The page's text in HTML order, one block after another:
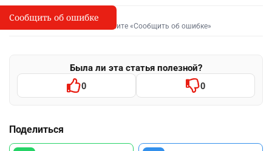
I
Сообщить об опечатке
Выделите фрагмент и нажмите «Сообщить об ошибке»
Была ли эта статья полезной?
0 0
Поделиться
Сообщить об ошибке